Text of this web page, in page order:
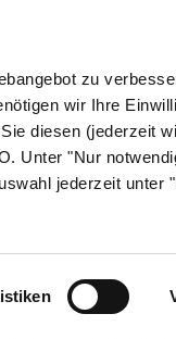
zu
wir Ihre
diesen (jederzeit
Unter "Nur
jederzeit unter
Eltern & Kind